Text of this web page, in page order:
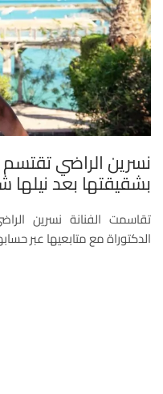
نسرين الراضي
بشقيقتها بعد نيلها
تقاسمت الفنانة نسرين
الدكتوراة مع متابعيها عبر